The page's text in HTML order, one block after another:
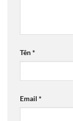
Tên*
Email *